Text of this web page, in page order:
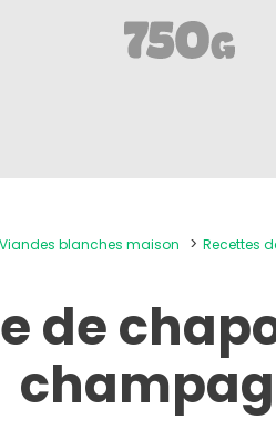
Viandes blanches maison
Recettes
de